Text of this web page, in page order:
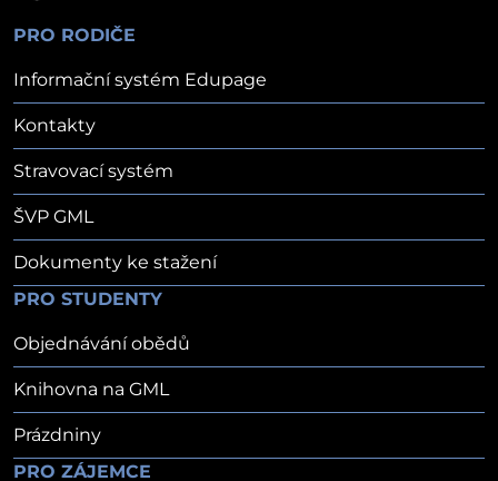
PRO RODIČE
Informační systém Edupage
Kontakty
Stravovací systém
ŠVP GML
Dokumenty ke stažení
PRO STUDENTY
Objednávání obědů
Knihovna na GML
Prázdniny
PRO ZÁJEMCE